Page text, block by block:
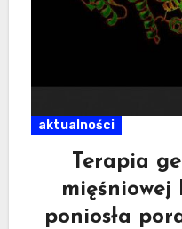
aktualności
Terapia
mięśniowej
poniosła